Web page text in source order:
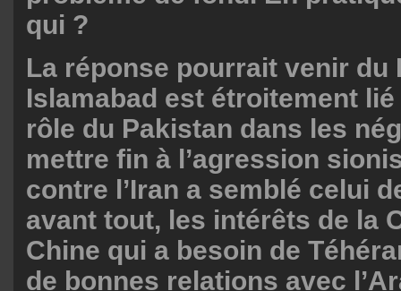
qui ?
La réponse pourrait venir du
Islamabad est étroitement lié
rôle du Pakistan dans les
mettre fin à l’agression
contre l’Iran a semblé celui
avant tout, les intérêts de la
Chine qui a besoin de
de bonnes relations avec